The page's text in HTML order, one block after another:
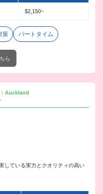
$2,150~
策 パートタイム
ら
Auckland
している実力とクオリティの高い